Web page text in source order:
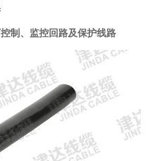
制、监控回路及保护线路